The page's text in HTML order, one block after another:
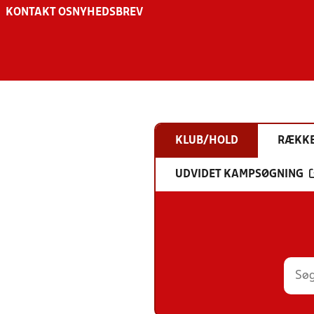
KONTAKT OS NYHEDSBREV
KLUB/HOLD
UDVIDET KAMPSØGNING